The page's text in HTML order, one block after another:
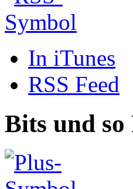
In iTunes
RSS Feed
Bits und so